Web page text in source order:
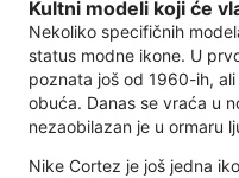
Kultni modeli koji će
Nekoliko specifičnih
status modne ikone. U
poznata još od 1960-ih,
obuća. Danas se vraća u
nezaobilazan je u ormaru
Nike Cortez je još jedna